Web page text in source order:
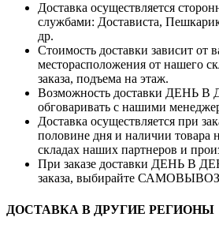
Доставка осуществляется
службами: Достависта,
др.
Стоимость доставки зависит от
месторасположения от нашего
заказа, подъема на этаж.
Возможность доставки ДЕНЬ В
обговаривать с нашими
Доставка осуществляется при
половине дня и наличии товара
складах наших партнеров и
При заказе доставки ДЕНЬ В
заказа, выбирайте
ДОСТАВКА В ДРУГИЕ РЕГИОНЫ